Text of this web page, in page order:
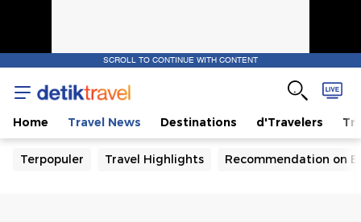
SCROLL TO CONTINUE WITH CONTENT
Home Travel News Destinations d'Travelers
Terpopuler Travel Highlights Recommendation on